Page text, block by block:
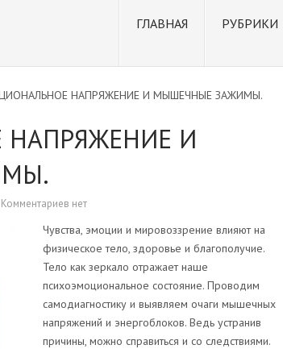
ГЛАВНАЯ РУБРИКИ
НАПРЯЖЕНИЕ И МЫШЕЧНЫЕ ЗАЖИМЫ.
И
Комментариев нет
Чувства, эмоции и мировоззрение влияют на
физическое тело, здоровье и благополучие.
Тело как зеркало отражает наше
психоэмоциональное состояние. Проводим
самодиагностику и выявляем очаги мышечных
напряжений и энергоблоков. Ведь устранив
причины, можно справиться и со следствиями.